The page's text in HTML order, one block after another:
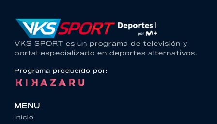
VKS SPORT es un programa de televisión y
portal especializado en deportes alternativos.
Programa producido por:
MENU
Inicio